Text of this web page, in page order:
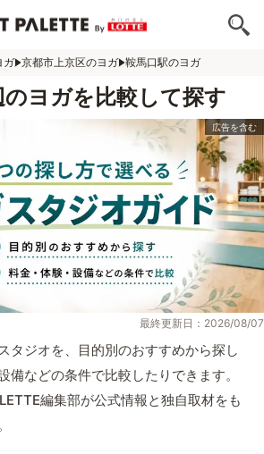
ガ 京都市上京区のヨガ 鞍馬口駅のヨガ
ヨガを比較して探す
最終更新日：2026/08/07
タジオを、目的別のおすすめから探し
備などの条件で比較したりできます。
編集部が公式情報と独自取材をも